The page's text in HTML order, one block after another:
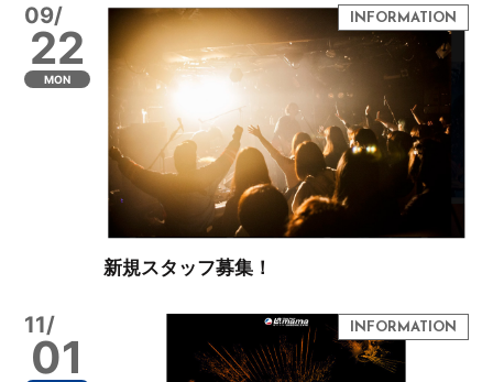
09/
22
MON
新規スタッフ募集！
11/
01